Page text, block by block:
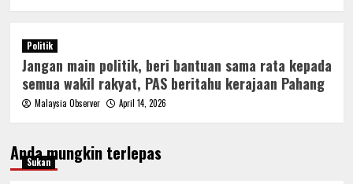
Politik
Jangan main politik, beri bantuan sama rata kepada
semua wakil rakyat, PAS beritahu kerajaan Pahang
Malaysia Observer April 14, 2026
Anda mungkin terlepas
Sukan